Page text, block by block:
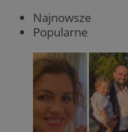
Najnowsze
Popularne